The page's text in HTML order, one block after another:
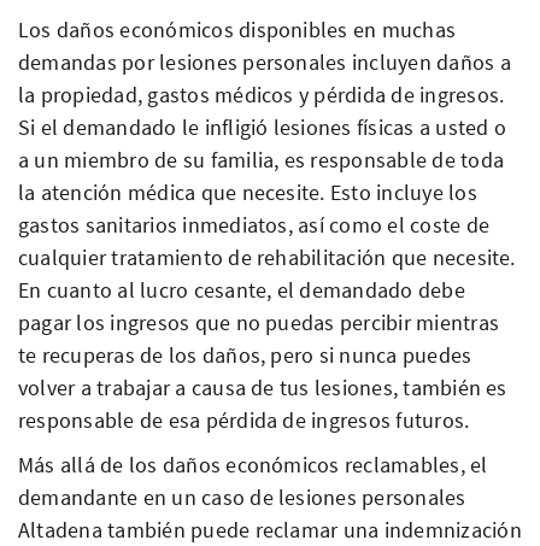
Los daños económicos disponibles en muchas
demandas por lesiones personales incluyen daños a
la propiedad, gastos médicos y pérdida de ingresos.
Si el demandado le infligió lesiones físicas a usted o
a un miembro de su familia, es responsable de toda
la atención médica que necesite. Esto incluye los
gastos sanitarios inmediatos, así como el coste de
cualquier tratamiento de rehabilitación que necesite.
En cuanto al lucro cesante, el demandado debe
pagar los ingresos que no puedas percibir mientras
te recuperas de los daños, pero si nunca puedes
volver a trabajar a causa de tus lesiones, también es
responsable de esa pérdida de ingresos futuros.
Más allá de los daños económicos reclamables, el
demandante en un caso de lesiones personales
Altadena también puede reclamar una indemnización